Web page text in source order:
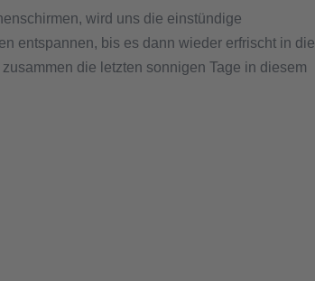
wird uns die einstündige
entspannen, bis es dann wieder erfrischt in die
die letzten sonnigen Tage in diesem